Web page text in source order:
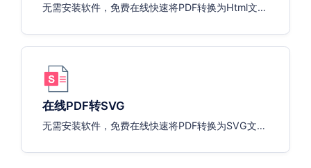
无需安装软件，免费在线快速将PDF转换为Html文
在线PDF转SVG
无需安装软件，免费在线快速将PDF转换为SVG文